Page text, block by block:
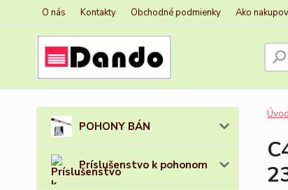
O nás Kontakty Obchodné podmienky Ako
POHONY BÁN
Príslušenstvo k pohonom
Úvod